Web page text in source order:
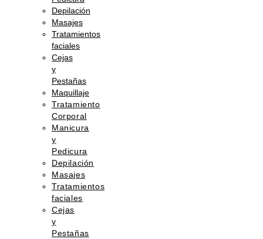
Depilación
Masajes
Tratamientos
faciales
Cejas
y
Pestañas
Maquillaje
Tratamiento
Corporal
Manicura
y
Pedicura
Depilación
Masajes
Tratamientos
faciales
Cejas
y
Pestañas